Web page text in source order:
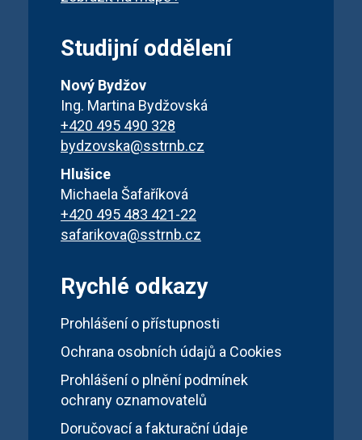
Studijní oddělení
Nový Bydžov
Ing. Martina Bydžovská
+420 495 490 328
bydzovska@sstrnb.cz
Hlušice
Michaela Šafaříková
+420 495 483 421-22
safarikova@sstrnb.cz
Rychlé odkazy
Prohlášení o přístupnosti
Ochrana osobních údajů a Cookies
Prohlášení o plnění podmínek
ochrany oznamovatelů
Doručovací a fakturační údaje